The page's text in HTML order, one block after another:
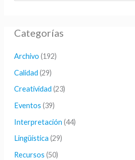
c
p
o
r
:
Categorías
Archivo (192)
Calidad (29)
Creatividad (23)
Eventos (39)
Interpretación (44)
Lingüística (29)
Recursos (50)